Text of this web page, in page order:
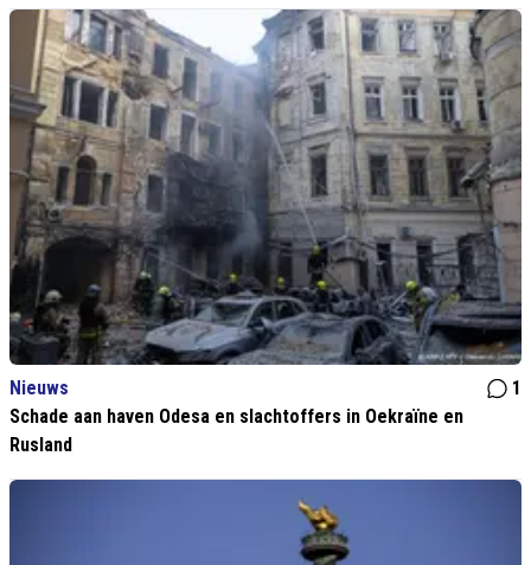
Nieuws
1
Schade aan haven Odesa en slachtoffers in Oekraïne en
Rusland